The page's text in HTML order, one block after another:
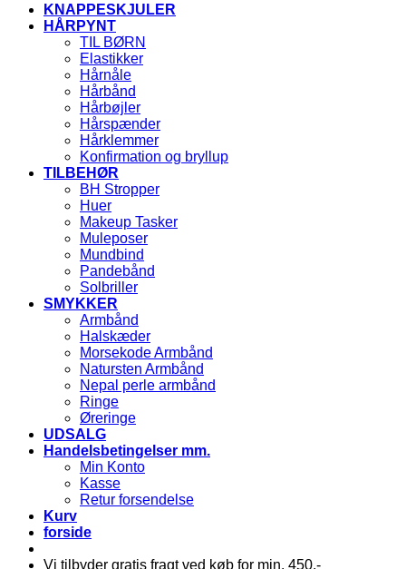
KNAPPESKJULER
HÅRPYNT
TIL BØRN
Elastikker
Hårnåle
Hårbånd
Hårbøjler
Hårspænder
Hårklemmer
Konfirmation og bryllup
TILBEHØR
BH Stropper
Huer
Makeup Tasker
Muleposer
Mundbind
Pandebånd
Solbriller
SMYKKER
Armbånd
Halskæder
Morsekode Armbånd
Natursten Armbånd
Nepal perle armbånd
Ringe
Øreringe
UDSALG
Handelsbetingelser mm.
Min Konto
Kasse
Retur forsendelse
Kurv
forside
Vi tilbyder gratis fragt ved køb for min. 450,-